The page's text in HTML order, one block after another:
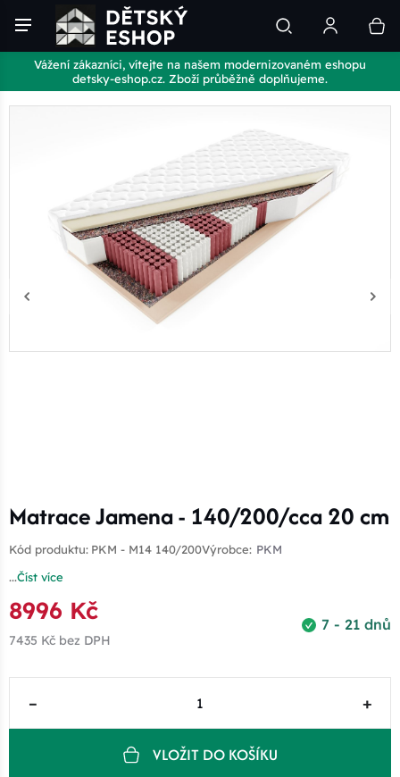
Vážení zákazníci, vítejte na našem modernizovaném eshopu
detsky-eshop.cz. Zboží průběžně doplňujeme.
Matrace Jamena - 140/200/cca 20 cm
Kód produktu: PKM - M14 140/200Výrobce: PKM
...Číst více
7 - 21 dnů
8996 Kč
7435 Kč bez DPH
– +
VLOŽIT DO KOŠÍKU